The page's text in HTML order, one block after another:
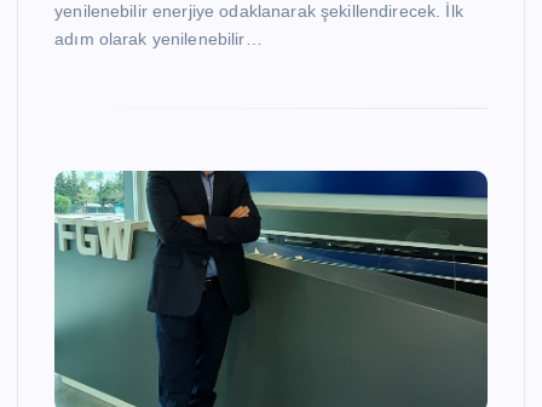
yenilenebilir enerjiye odaklanarak şekillendirecek. İlk
adım olarak yenilenebilir…